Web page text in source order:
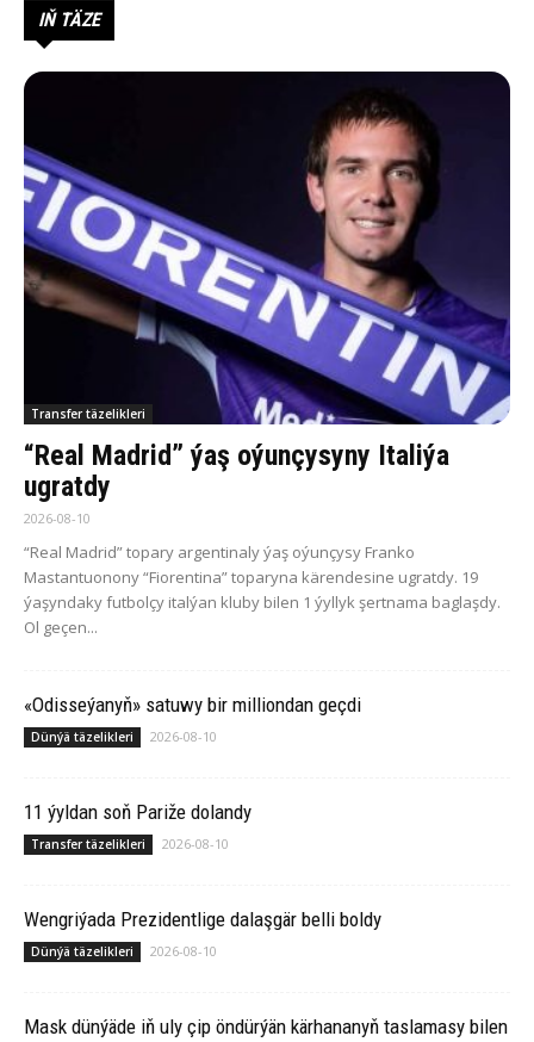
IŇ TÄZE
Transfer täzelikleri
“Real Madrid” ýaş oýunçysyny Italiýa
ugratdy
2026-08-10
“Real Madrid” topary argentinaly ýaş oýunçysy Franko
Mastantuonony “Fiorentina” toparyna kärendesine ugratdy. 19
ýaşyndaky futbolçy italýan kluby bilen 1 ýyllyk şertnama baglaşdy.
Ol geçen...
«Odisseýanyň» satuwy bir milliondan geçdi
Dünýä täzelikleri 2026-08-10
11 ýyldan soň Pariže dolandy
Transfer täzelikleri 2026-08-10
Wengriýada Prezidentlige dalaşgär belli boldy
Dünýä täzelikleri 2026-08-10
Mask dünýäde iň uly çip öndürýän kärhananyň taslamasy bilen